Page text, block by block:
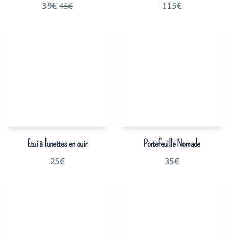
39€ 45€ 115€
Etui à lunettes en cuir
25€
Portefeuille Nomade
35€